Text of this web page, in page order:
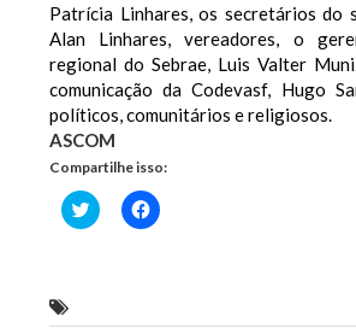
Patrícia Linhares, os secretários
Alan Linhares, vereadores, o
regional do Sebrae, Luis Valter
comunicação da Codevasf, Hugo
políticos, comunitários e religiosos.
ASCOM
Compartilhe isso:
Clique
para
Clique
para